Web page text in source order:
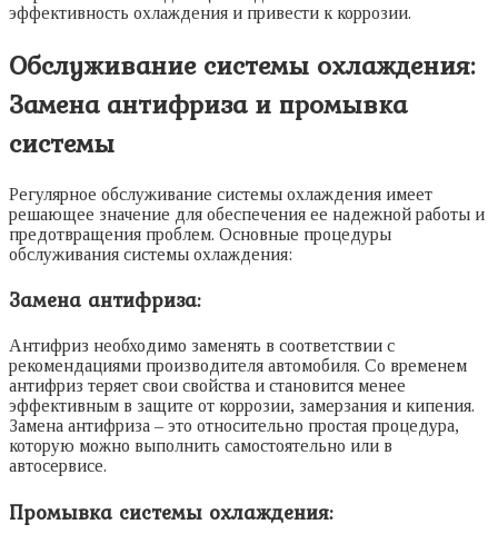
эффективность охлаждения и привести к коррозии.
Обслуживание системы охлаждения:
Замена антифриза и промывка
системы
Регулярное обслуживание системы охлаждения имеет
решающее значение для обеспечения ее надежной работы и
предотвращения проблем. Основные процедуры
обслуживания системы охлаждения:
Замена антифриза:
Антифриз необходимо заменять в соответствии с
рекомендациями производителя автомобиля. Со временем
антифриз теряет свои свойства и становится менее
эффективным в защите от коррозии, замерзания и кипения.
Замена антифриза – это относительно простая процедура,
которую можно выполнить самостоятельно или в
автосервисе.
Промывка системы охлаждения: